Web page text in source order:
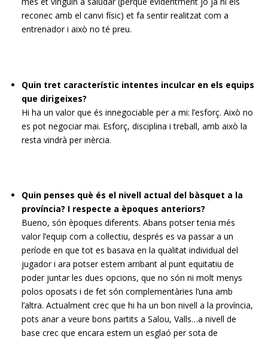
reconec amb el canvi físic) et fa sentir realitzat com a
entrenador i això no té preu.
Quin tret característic intentes inculcar en els equips
que dirigeixes?
Hi ha un valor que és innegociable per a mi: l’esforç. Això no
es pot negociar mai. Esforç, disciplina i treball, amb això la
resta vindrà per inèrcia.
Quin penses què és el nivell actual del bàsquet a la
província? I respecte a èpoques anteriors?
Bueno, són èpoques diferents. Abans potser tenia més
valor l’equip com a col·lectiu, després es va passar a un
període en que tot es basava en la qualitat individual del
jugador i ara potser estem arribant al punt equitatiu de
poder juntar les dues opcions, que no són ni molt menys
polos oposats i de fet són complementàries l’una amb
l’altra. Actualment crec que hi ha un bon nivell a la província,
pots anar a veure bons partits a Salou, Valls…a nivell de
base crec que encara estem un esglaó per sota de